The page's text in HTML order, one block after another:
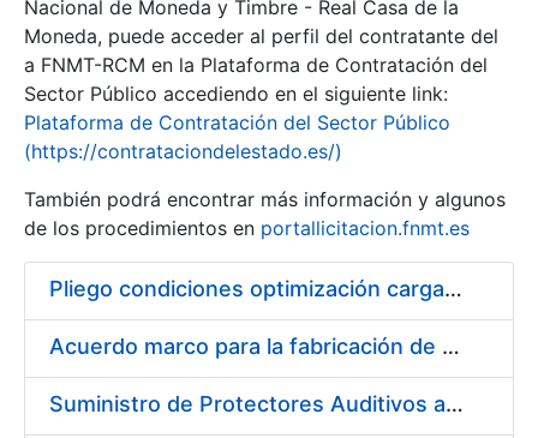
Mostrar/Ocultar
Nacional de Moneda y Timbre - Real Casa de la
Moneda, puede acceder al perfil del contratante del
a FNMT-RCM en la Plataforma de Contratación del
Sector Público accediendo en el siguiente link:
Plataforma de Contratación del Sector Público
(https://contrataciondelestado.es/)
También podrá encontrar más información y algunos
de los procedimientos en portallicitacion.fnmt.es
Pliego condiciones optimización cargas compras firmado
Acuerdo marco para la fabricación de piezas
Suministro de Protectores Auditivos a medida para las personas trabajadoras de los Centros de Trabajo de Madrid y Burgos